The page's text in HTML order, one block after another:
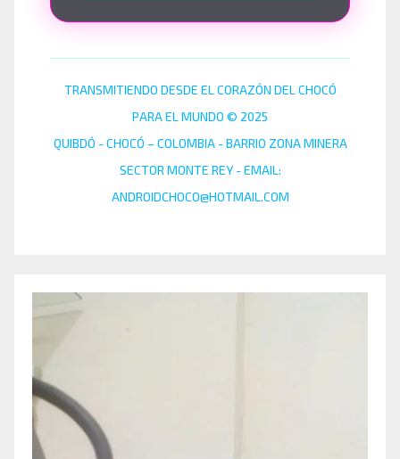
TRANSMITIENDO DESDE EL CORAZÓN DEL CHOCÓ
PARA EL MUNDO © 2025
QUIBDÓ - CHOCÓ – COLOMBIA - BARRIO ZONA MINERA
SECTOR MONTE REY - EMAIL:
ANDROIDCHOCO@HOTMAIL.COM